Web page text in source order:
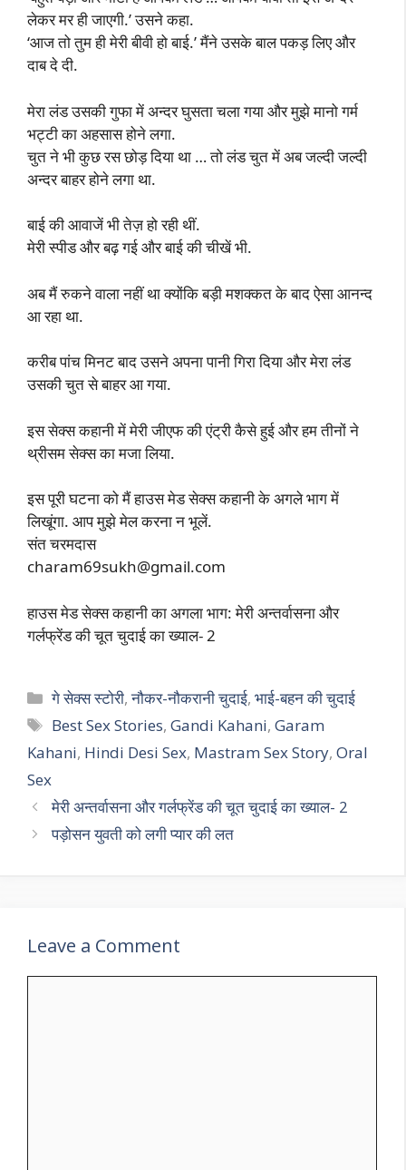
लेकर मर ही जाएगी.’ उसने कहा.
‘आज तो तुम ही मेरी बीवी हो बाई.’ मैंने उसके बाल पकड़ लिए और
दाब दे दी.
मेरा लंड उसकी गुफा में अन्दर घुसता चला गया और मुझे मानो गर्म
भट्टी का अहसास होने लगा.
चुत ने भी कुछ रस छोड़ दिया था … तो लंड चुत में अब जल्दी जल्दी
अन्दर बाहर होने लगा था.
बाई की आवाजें भी तेज़ हो रही थीं.
मेरी स्पीड और बढ़ गई और बाई की चीखें भी.
अब मैं रुकने वाला नहीं था क्योंकि बड़ी मशक्कत के बाद ऐसा आनन्द
आ रहा था.
करीब पांच मिनट बाद उसने अपना पानी गिरा दिया और मेरा लंड
उसकी चुत से बाहर आ गया.
इस सेक्स कहानी में मेरी जीएफ की एंट्री कैसे हुई और हम तीनों ने
थ्रीसम सेक्स का मजा लिया.
इस पूरी घटना को मैं हाउस मेड सेक्स कहानी के अगले भाग में
लिखूंगा. आप मुझे मेल करना न भूलें.
संत चरमदास
charam69sukh@gmail.com
हाउस मेड सेक्स कहानी का अगला भाग: मेरी अन्तर्वासना और
गर्लफ्रेंड की चूत चुदाई का ख्याल- 2
Categories
गे सेक्स स्टोरी,नौकर-नौकरानी चुदाई,भाई-बहन की चुदाई
Tags
Best Sex Stories,Gandi Kahani,Garam
Kahani, Hindi Desi Sex, Mastram Sex Story, Oral
Sex
मेरी अन्तर्वासना और गर्लफ्रेंड की चूत चुदाई का ख्याल- 2
पड़ोसन युवती को लगी प्यार की लत
Leave a Comment